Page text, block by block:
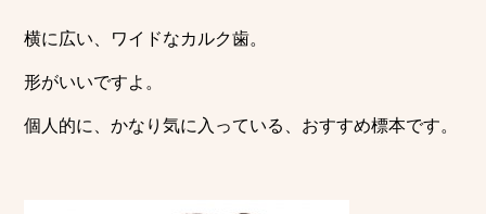
横に広い、ワイドなカルク歯。
形がいいですよ。
個人的に、かなり気に入っている、おすすめ標本です。